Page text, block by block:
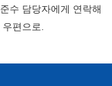
수 담당자에게 연락해
우편으로.